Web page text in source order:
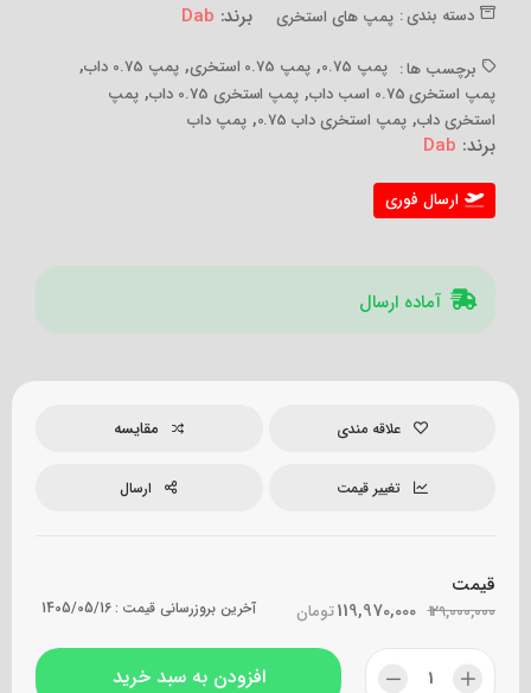
دسته بندی : پمپ های استخری برند: Dab
برچسب ها : پمپ 0.75 , پمپ 0.75 استخری ,پمپ 0.75 داب ,
پمپ استخری 0.75 اسب داب , پمپ استخری 0.75 داب , پمپ
استخری داب,پمپ استخری داب 0.75 ,پمپ داب
برند: Dab
ارسال فوری
آماده ارسال
علاقه مندی مقایسه
تغییر قیمت ارسال
قیمت
129,000,000 تومان119,970,000 آخرین بروزرسانی قیمت :1405/05/16
افزودن به سبد خرید